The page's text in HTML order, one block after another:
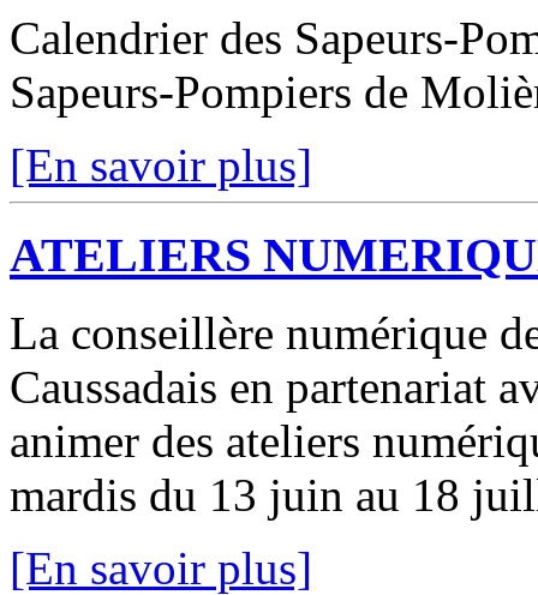
Calendrier des Sapeurs-
Sapeurs-Pompiers de
[En savoir plus]
ATELIERS
La conseillère numérique
Caussadais en partenariat
animer des ateliers
mardis du 13 juin au 18
[En savoir plus]